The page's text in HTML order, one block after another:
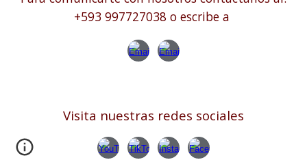
+593 997727038 o escribe a
Visita nuestras redes sociales